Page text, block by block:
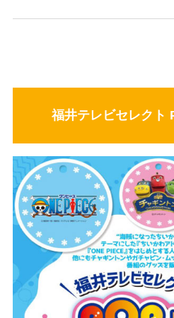
福井テレビセレクト